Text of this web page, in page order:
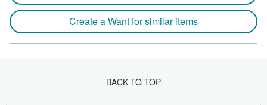
Create a Want for similar items
BACK TO TOP